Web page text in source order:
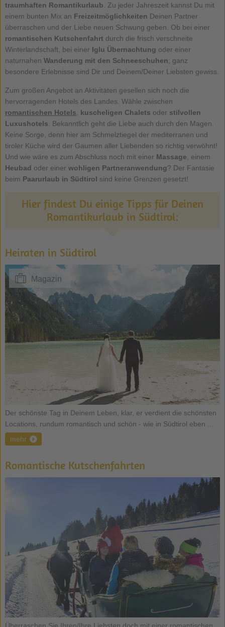
traumhaften Romantikurlaub . Zu jeder Jahreszeit kannst Du mit
einem bunten Mix an Freizeitmöglichkeiten Deinen Partner
überraschen und der Liebe neuen Schwung geben. Ob bei einer
romantischen Kutschenfahrt durch die frisch verschneite
Winterlandschaft, bei einer Iglu Übernachtung oder einer
naturnahen Wanderung mit den Schneeschuhen; ganz
besondere Erlebnisse sind Dir und Deinem/Deiner Liebsten gewiss.
Zum großen Angebot an Aktivitäten gesellen sich noch die
hervorragenden Hotels des Landes. Wähle zwischen
romantischen Hotels
kuscheligen Chalets oder stilvollen
Luxushotels . Bekanntlich geht die Liebe auch durch den Magen.
Keine Sorge, denn hier am Schmelztiegel der mediterranen und
tiroler Küche wird der Gaumen aller Liebenden so richtig verwöhnt!
Und wie wäre es zum Abschluss noch mit einer Massage , einem
Heubad oder einer wohligen Partneranwendung? Der Fantasie
beim Paarurlaub in Südtirol sind keine Grenzen gesetzt!
Hier findest Du einige Tipps für Deinen
Romantikurlaub in Südtirol:
Heiraten in Südtirol
Magazin
Der schönste Tag in Deinem Leben, klar, er verdient die schönsten
Locations, rundum romantisch und schön - wie in Südtirol eben ...
mehr
Romantische Kutschenfahrten